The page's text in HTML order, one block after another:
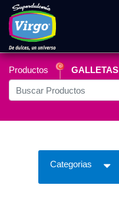
Productos GALLETAS
Categorias